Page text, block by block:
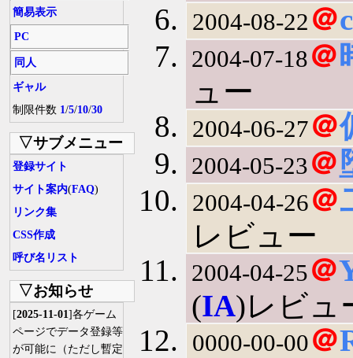
簡易表示
PC
同人
ギャル
制限件数 1/5/10/30
▽サブメニュー
登録サイト
サイト案内(FAQ)
リンク集
CSS作成
呼び名リスト
▽お知らせ
[2025-11-01]各ゲーム
ページでデータ登録等
が可能に（ただし暫定
2004-08-22 ＠
2004-07-18＠
ュー
2004-06-27＠
2004-05-23＠
2004-04-26＠
レビュー
2004-04-25＠
(IA)レビュ
0000-00-00＠